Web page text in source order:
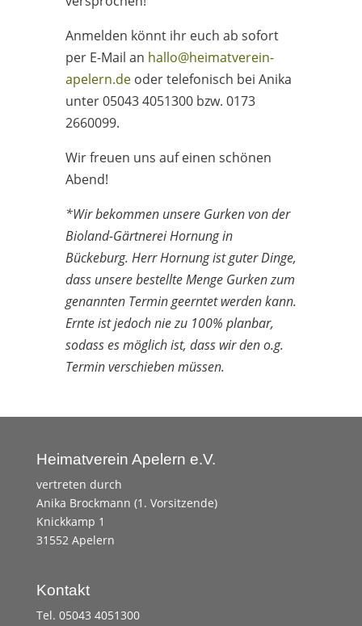
Anmelden könnt ihr euch ab sofort
per E-Mail an hallo@heimatverein-
apelern.deoder telefonisch bei Anika
unter 05043 4051300 bzw. 0173
2660099.
Wir freuen uns auf einen schönen
Abend!
*Wir bekommen unsere Gurken von der
Bioland-Gärtnerei Hornung in
Bückeburg. Herr Hornung ist guter Dinge,
dass unsere bestellte Menge Gurken zum
genannten Termin geerntet werden kann.
Ernte ist jedoch nie zu 100% planbar,
sodass es möglich ist, dass wir den o.g.
Termin verschieben müssen.
Heimatverein Apelern e.V.
vertreten durch
Anika Brockmann (1. Vorsitzende)
Knickkamp 1
31552 Apelern
Kontakt
Tel. 05043 4051300